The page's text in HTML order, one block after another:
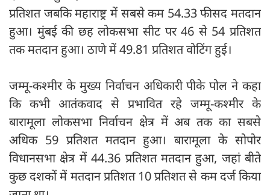
प्रतिशत जबकि महाराष्ट्र में सबसे कम 54.33 फीसद मतदान
हुआ। मुंबई की छह लोकसभा सीट पर 46 से 54 प्रतिशत
तक मतदान हुआ। ठाणे में 49.81 प्रतिशत वोटिंग हुई।
जम्मू-कश्मीर के मुख्य निर्वाचन अधिकारी पीके पोल ने कहा
कि कभी आतंकवाद से प्रभावित रहे जम्मू-कश्मीर के
बारामूला लोकसभा निर्वाचन क्षेत्र में अब तक का सबसे
अधिक 59 प्रतिशत मतदान हुआ। बारामूला के सोपोर
विधानसभा क्षेत्र में 44.36 प्रतिशत मतदान हुआ, जहां बीते
कुछ दशकों में मतदान प्रतिशत 10 प्रतिशत से कम दर्ज किया